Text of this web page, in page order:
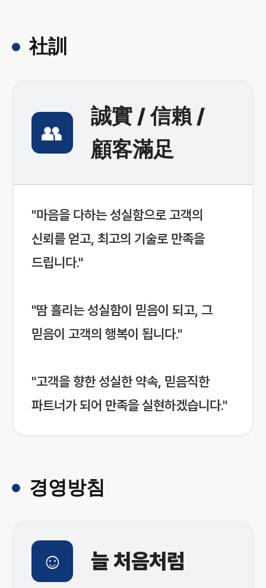
社訓
👥
誠實 / 信賴 /
顧客滿足
"마음을 다하는 성실함으로 고객의
신뢰를 얻고, 최고의 기술로 만족을
드립니다."
"땀 흘리는 성실함이 믿음이 되고, 그
믿음이 고객의 행복이 됩니다."
"고객을 향한 성실한 약속, 믿음직한
파트너가 되어 만족을 실현하겠습니다."
경영방침
☺ 늘 처음처럼